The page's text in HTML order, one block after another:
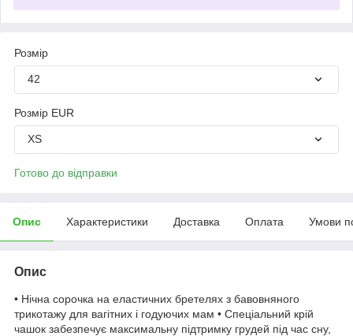
Розмір
42
Розмір EUR
XS
Готово до відправки
Опис Характеристики Доставка Оплата Умови
Опис
• Нічна сорочка на еластичних бретелях з бавовняного
трикотажу для вагітних і годуючих мам • Спеціальний крій
чашок забезпечує максимальну підтримку грудей під час сну,